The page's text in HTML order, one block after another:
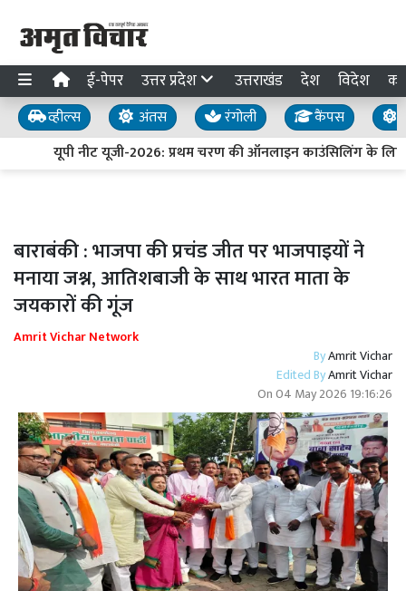
ई-पेपर उत्तर प्रदेश उत्तराखंड देश विदेश
व्हील्स अंतस रंगोली कैंपस
यूपी नीट यूजी-2026: प्रथम चरण की ऑनलाइन काउंसिलिंग के
बाराबंकी : भाजपा की प्रचंड जीत पर भाजपाइयों ने
मनाया जश्न, आतिशबाजी के साथ भारत माता के
जयकारों की गूंज
Amrit Vichar Network
ByAmrit Vichar
Edited ByAmrit Vichar
On04 May 2026 19:16:26